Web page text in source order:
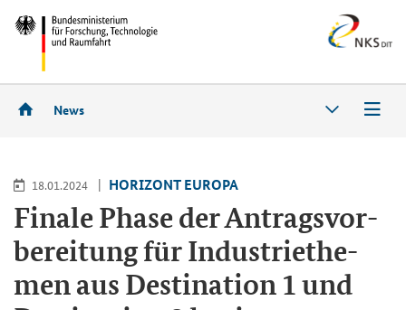
News
18.01.2024 HO­RI­ZONT EU­RO­PA
Fi­na­le Phase der An­trags­vor­
be­rei­tung für In­dus­trie­the­
men aus De­sti­na­ti­on 1 und